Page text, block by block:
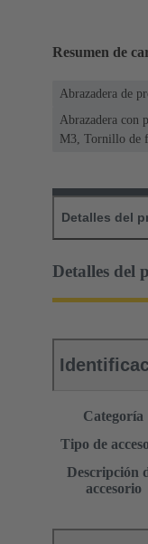
Resumen de
Abrazadera de
Abrazadera con
M3, Tornillo de
Detalles del
Detalles del
Categoría
Tipo de
Descripción
accesorio